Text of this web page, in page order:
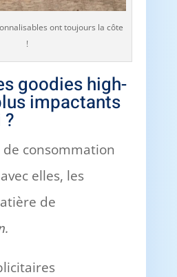
ont toujours la côte
!
goodies high-
impactants
consommation
elles, les
de